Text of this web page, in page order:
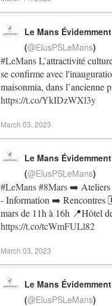
#LeMansL’attractivité
se confirme avec
maisonmia, dans l’ancienne
https://t.co/YkIDzWXl3y
Le Mans
(@ElusPSLeMans)
March 03, 2023
#LeMans#8Mars➡️ Ateliers
- Information ➡️ Rencontres
mars de 11h à 16h 📍Hôtel
https://t.co/tcWmFULl82
Le Mans
(@ElusPSLeMans)
March 03, 2023
Le Mans
(@ElusPSLeMans)